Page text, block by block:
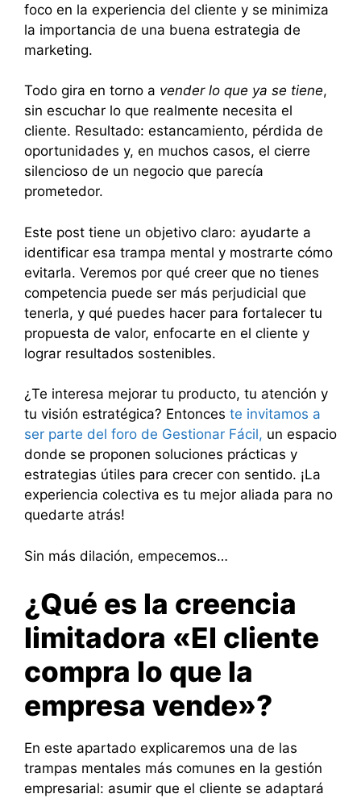
foco en la experiencia del cliente y se minimiza
la importancia de una buena estrategia de
marketing.
Todo gira en torno a vender lo que ya se tiene,
sin escuchar lo que realmente necesita el
cliente. Resultado: estancamiento, pérdida de
oportunidades y, en muchos casos, el cierre
silencioso de un negocio que parecía
prometedor.
Este post tiene un objetivo claro: ayudarte a
identificar esa trampa mental y mostrarte cómo
evitarla. Veremos por qué creer que no tienes
competencia puede ser más perjudicial que
tenerla, y qué puedes hacer para fortalecer tu
propuesta de valor, enfocarte en el cliente y
lograr resultados sostenibles.
¿Te interesa mejorar tu producto, tu atención y
tu visión estratégica? Entonces te invitamos a
ser parte del foro de Gestionar Fácil, un espacio
donde se proponen soluciones prácticas y
estrategias útiles para crecer con sentido. ¡La
experiencia colectiva es tu mejor aliada para no
quedarte atrás!
Sin más dilación, empecemos…
¿Qué es la creencia
limitadora «El cliente
compra lo que la
empresa vende»?
En este apartado explicaremos una de las
trampas mentales más comunes en la gestión
empresarial: asumir que el cliente se adaptará